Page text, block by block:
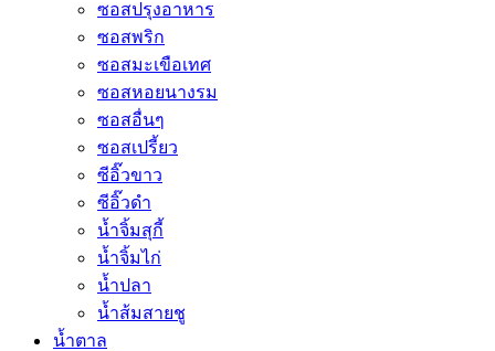
ซอสปรุงอาหาร
ซอสพริก
ซอสมะเขือเทศ
ซอสหอยนางรม
ซอสอื่นๆ
ซอสเปรี้ยว
ซีอิ๊วขาว
ซีอิ๊วดำ
น้ำจิ้มสุกี้
น้ำจิ้มไก่
น้ำปลา
น้ำส้มสายชู
น้ำตาล